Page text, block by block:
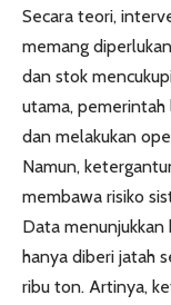
Secara teori,
memang
dan stok
utama,
dan melakukan
Namun,
membawa risiko
Data
hanya diberi jatah
ribu ton. Artinya,